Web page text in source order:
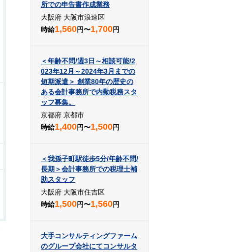
所での申告書作成業務
大阪府 大阪市浪速区
時給1,560円〜1,700円
＜年齢不問/週3日～相談可能/2
023年12月～2024年3月までの
短期派遣＞ 創業80年の歴史の
ある会計事務所で内勤税務スタ
ッフ募集。
京都府 京都市
時給1,400円〜1,500円
＜我孫子町駅徒歩5分/年齢不問/
長期＞会計事務所での税理士補
助スタッフ
大阪府 大阪市住吉区
時給1,500円〜1,560円
大手コンサルティングファーム
のグループ会社にてコンサルタ